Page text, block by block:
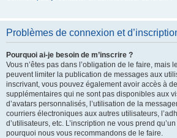
Problèmes de connexion et
Pourquoi ai-je besoin de m’inscrire ?
Vous n’êtes pas dans l’obligation de le faire, mais
peuvent limiter la publication de messages aux
inscrivant, vous pouvez également avoir accès à
supplémentaires qui ne sont pas disponibles aux
d’avatars personnalisés, l’utilisation de la
courriers électroniques aux autres utilisateurs,
d’utilisateurs, etc. L’inscription ne vous prend
pourquoi nous vous recommandons de le faire.